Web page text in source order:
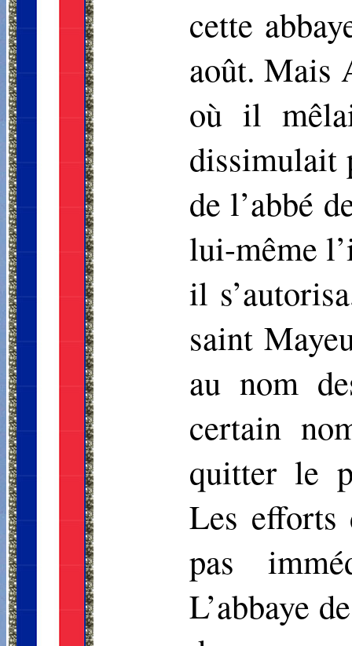
cette
août. Mais
où il
dissimulait
de l’abbé
lui-même
il
saint
au nom
certain
quitter le
Les efforts
pas
L’abbaye